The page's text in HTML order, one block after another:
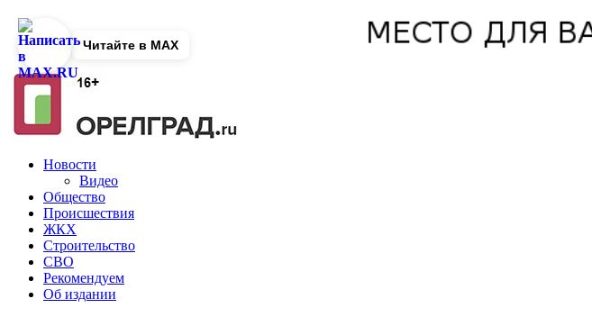
Новости
Видео
Общество
Происшествия
ЖКХ
Строительство
СВО
Рекомендуем
Об издании
Читайте в MAX